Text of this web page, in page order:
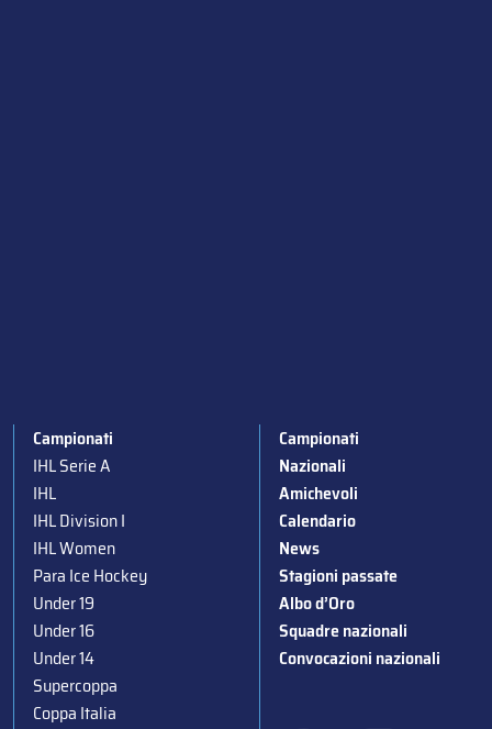
Campionati
IHL Serie A
IHL
IHL Division I
IHL Women
Para Ice Hockey
Under 19
Under 16
Under 14
Supercoppa
Coppa Italia
Campionati
Nazionali
Amichevoli
Calendario
News
Stagioni passate
Albo d’Oro
Squadre nazionali
Convocazioni nazionali